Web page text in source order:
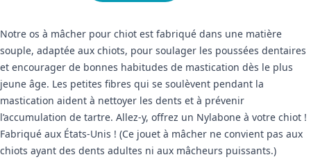
Notre os à mâcher pour chiot est fabriqué dans une matière
souple, adaptée aux chiots, pour soulager les poussées dentaires
et encourager de bonnes habitudes de mastication dès le plus
jeune âge. Les petites fibres qui se soulèvent pendant la
mastication aident à nettoyer les dents et à prévenir
l’accumulation de tartre. Allez-y, offrez un Nylabone à votre chiot !
Fabriqué aux États-Unis ! (Ce jouet à mâcher ne convient pas aux
chiots ayant des dents adultes ni aux mâcheurs puissants.)